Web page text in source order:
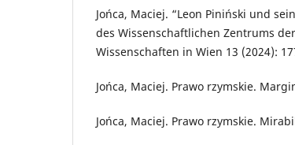
Jońca, Maciej. “Leon Piniński und
des Wissenschaftlichen Zentrums
Wissenschaften in Wien 13 (2024):
Jońca, Maciej. Prawo rzymskie.
Jońca, Maciej. Prawo rzymskie.